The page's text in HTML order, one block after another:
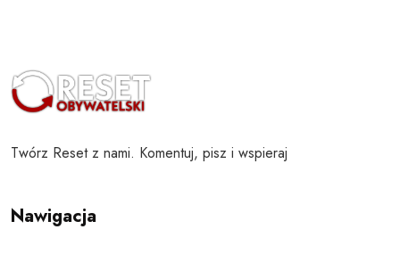
Twórz Reset z nami. Komentuj, pisz i wspieraj
Nawigacja